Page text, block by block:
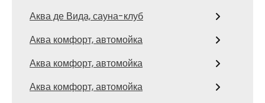
Аква де Вида, сауна-клуб
Аква комфорт, автомойка
Аква комфорт, автомойка
Аква комфорт, автомойка